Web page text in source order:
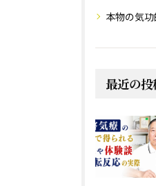
本物の気
最近の投